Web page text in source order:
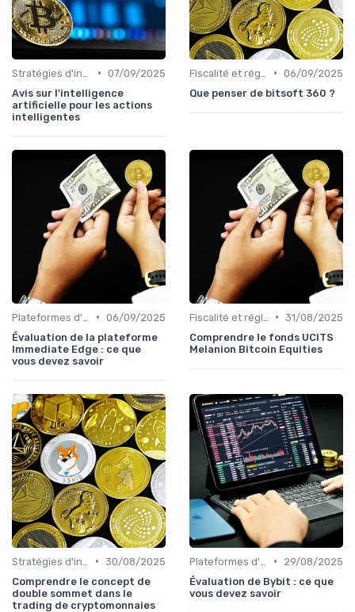
• 07/09/2025
Avis sur l'intelligence
artificielle pour les actions
intelligentes
• 06/09/2025
Que penser de bitsoft 360 ?
• 06/09/2025
Évaluation de la plateforme
Immediate Edge : ce que
vous devez savoir
• 31/08/2025
Comprendre le fonds UCITS
Melanion Bitcoin Equities
• 30/08/2025
Comprendre le concept de
double sommet dans le
trading de cryptomonnaies
•
29/08/2025
Évaluation de Bybit : ce que
vous devez savoir